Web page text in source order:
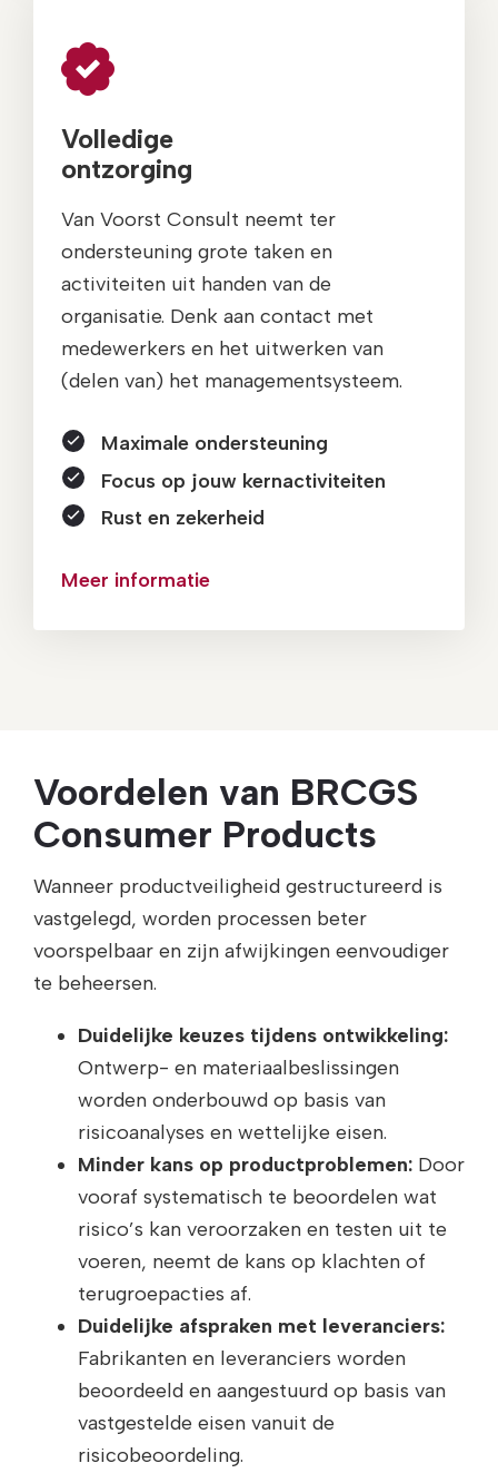
Volledige
ontzorging
Van Voorst Consult neemt ter
ondersteuning grote taken en
activiteiten uit handen van de
organisatie. Denk aan contact met
medewerkers en het uitwerken van
(delen van) het managementsysteem.
Maximale ondersteuning
Focus op jouw kernactiviteiten
Rust en zekerheid
Meer informatie
Voordelen van BRCGS
Consumer Products
Wanneer productveiligheid gestructureerd is
vastgelegd, worden processen beter
voorspelbaar en zijn afwijkingen eenvoudiger
te beheersen.
Duidelijke keuzes tijdens ontwikkeling:
Ontwerp- en materiaalbeslissingen
worden onderbouwd op basis van
risicoanalyses en wettelijke eisen.
Minder kans op productproblemen: Door
vooraf systematisch te beoordelen wat
risico’s kan veroorzaken en testen uit te
voeren, neemt de kans op klachten of
terugroepacties af.
Duidelijke afspraken met leveranciers:
Fabrikanten en leveranciers worden
beoordeeld en aangestuurd op basis van
vastgestelde eisen vanuit de
risicobeoordeling.